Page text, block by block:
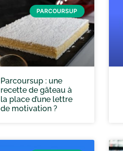
PARCOURSUP
Parcoursup : une
recette de gâteau à
la place d’une lettre
de motivation ?